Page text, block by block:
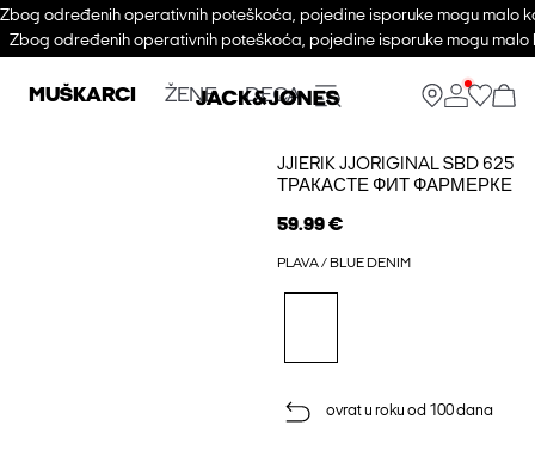
Zbog određenih operativnih poteškoća, pojedine isporuke mogu malo
Zbog određenih operativnih poteškoća, pojedine isporuke mogu
MUŠKARCI ŽENE DECA
JJIERIK JJORIGINAL SBD 625
ТРАКАСТЕ ФИТ ФАРМЕРКЕ
59.99 €
PLAVA / BLUE DENIM
ovrat u roku od 100 dana